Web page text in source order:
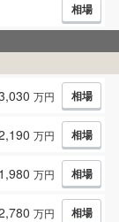
相場
万円 相場
万円 相場
1,980 万円 相場
万円 相場